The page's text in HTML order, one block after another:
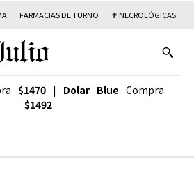
FARMACIAS DE TURNO ✟ NECROLÓGICAS
$1470 | Dolar Blue Compra
$1492